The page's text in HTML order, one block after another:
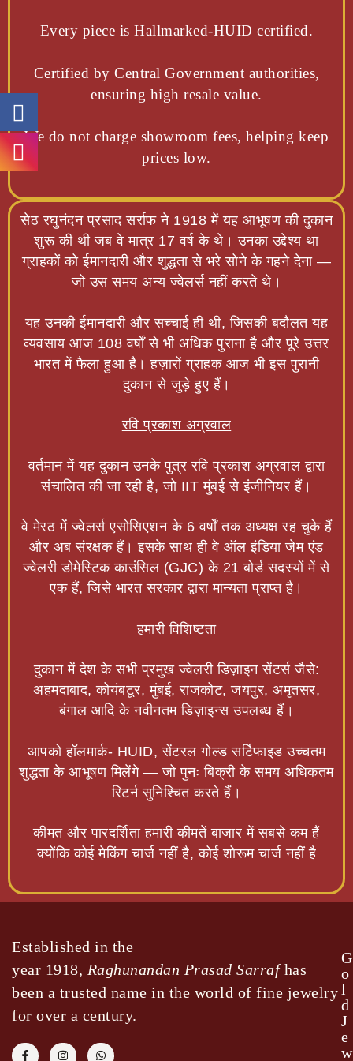
Every piece is Hallmarked-HUID certified.
Certified by Central Government authorities,
ensuring high resale value.
We do not charge showroom fees, helping keep
prices low.
सेठ रघुनंदन प्रसाद सर्राफ ने 1918 में यह आभूषण की दुकान
शुरू की थी जब वे मात्र 17 वर्ष के थे। उनका उद्देश्य था
ग्राहकों को ईमानदारी और शुद्धता से भरे सोने के गहने देना —
जो उस समय अन्य ज्वेलर्स नहीं करते थे।
यह उनकी ईमानदारी और सच्चाई ही थी, जिसकी बदौलत यह
व्यवसाय आज 108 वर्षों से भी अधिक पुराना है और पूरे उत्तर
भारत में फैला हुआ है। हज़ारों ग्राहक आज भी इस पुरानी
दुकान से जुड़े हुए हैं।
रवि प्रकाश अग्रवाल
वर्तमान में यह दुकान उनके पुत्र रवि प्रकाश अग्रवाल द्वारा
संचालित की जा रही है, जो IIT मुंबई से इंजीनियर हैं।
वे मेरठ में ज्वेलर्स एसोसिएशन के 6 वर्षों तक अध्यक्ष रह चुके हैं
और अब संरक्षक हैं। इसके साथ ही वे ऑल इंडिया जेम एंड
ज्वेलरी डोमेस्टिक काउंसिल (GJC) के 21 बोर्ड सदस्यों में से
एक हैं, जिसे भारत सरकार द्वारा मान्यता प्राप्त है।
हमारी विशिष्टता
दुकान में देश के सभी प्रमुख ज्वेलरी डिज़ाइन सेंटर्स जैसे:
अहमदाबाद, कोयंबटूर, मुंबई, राजकोट, जयपुर, अमृतसर,
बंगाल आदि के नवीनतम डिज़ाइन्स उपलब्ध हैं।
आपको हॉलमार्क- HUID, सेंटरल गोल्ड सर्टिफाइड उच्चतम
शुद्धता के आभूषण मिलेंगे — जो पुनः बिक्री के समय अधिकतम
रिटर्न सुनिश्चित करते हैं।
कीमत और पारदर्शिता हमारी कीमतें बाजार में सबसे कम हैं
क्योंकि कोई मेकिंग चार्ज नहीं है, कोई शोरूम चार्ज नहीं है
Established in the
year 1918, Raghunandan Prasad Sarrafhas
been a trusted name in the world of fine jewelry
for over a century.
G
o
l
d
J
e
w